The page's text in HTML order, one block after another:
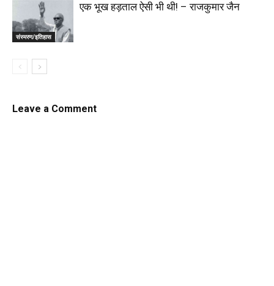
संस्मरण/इतिहास
एक भूख हड़ताल ‌ऐसी भी थी! – राजकुमार जैन
Leave a Comment